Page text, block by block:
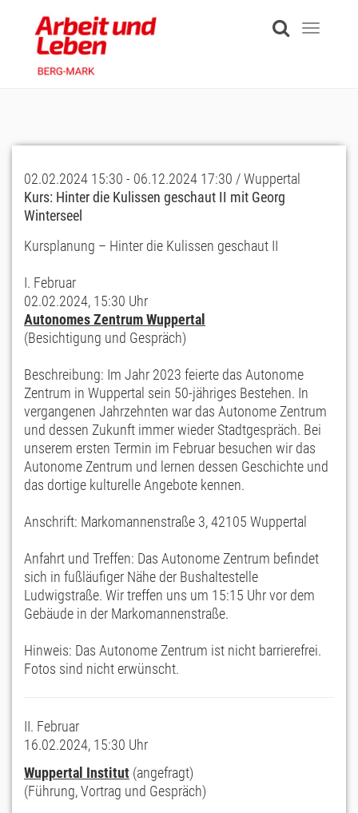
content
Toggle
02.02.2024 15:30 - 06.12.2024 17:30 / Wuppertal
Kurs: Hinter die Kulissen geschaut II mit Georg
Winterseel
Kursplanung – Hinter die Kulissen geschaut II
I. Februar
02.02.2024, 15:30 Uhr
Autonomes Zentrum Wuppertal
(Besichtigung und Gespräch)
Beschreibung: Im Jahr 2023 feierte das Autonome
Zentrum in Wuppertal sein 50-jähriges Bestehen. In
vergangenen Jahrzehnten war das Autonome Zentrum
und dessen Zukunft immer wieder Stadtgespräch. Bei
unserem ersten Termin im Februar besuchen wir das
Autonome Zentrum und lernen dessen Geschichte und
das dortige kulturelle Angebote kennen.
Anschrift: Markomannenstraße 3, 42105 Wuppertal
Anfahrt und Treffen: Das Autonome Zentrum befindet
sich in fußläufiger Nähe der Bushaltestelle
Ludwigstraße. Wir treffen uns um 15:15 Uhr vor dem
Gebäude in der Markomannenstraße.
Hinweis: Das Autonome Zentrum ist nicht barrierefrei.
Fotos sind nicht erwünscht.
II. Februar
16.02.2024, 15:30 Uhr
Wuppertal Institut (angefragt)
(Führung, Vortrag und Gespräch)